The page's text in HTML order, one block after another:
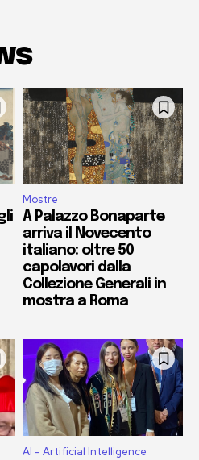
Mostre
A Palazzo Bonaparte
arriva il Novecento
italiano: oltre 50
capolavori dalla
Collezione Generali in
mostra a Roma
AI - Artificial Intelligence